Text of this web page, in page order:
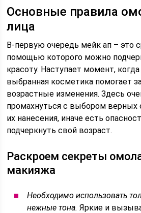
Основные правила
лица
В-первую очередь мейк ап – это
помощью которого можно
красоту. Наступает момент,
выбранная косметика помогает
возрастные изменения. Здесь
промахнуться с выбором верных
их нанесения, иначе есть
подчеркнуть свой возраст.
Раскроем секреты
макияжа
Необходимо использовать
нежные тона. Яркие и